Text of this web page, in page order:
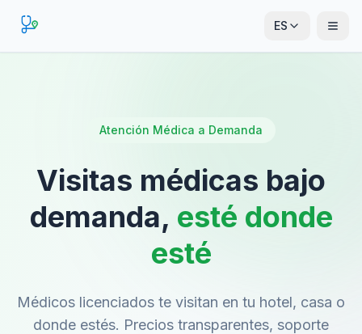
ES
Atención Médica a Demanda
Visitas médicas bajo
demanda, esté donde
esté
Médicos licenciados te visitan en tu hotel, casa o
donde estés. Precios transparentes, soporte